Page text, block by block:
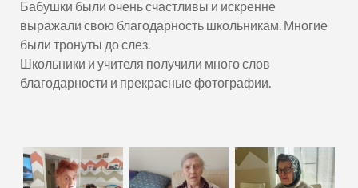
Бабушки были очень счастливы и искренне
выражали свою благодарность школьникам. Многие
были тронуты до слез.
Школьники и учителя получили много слов
благодарности и прекрасные фотографии.